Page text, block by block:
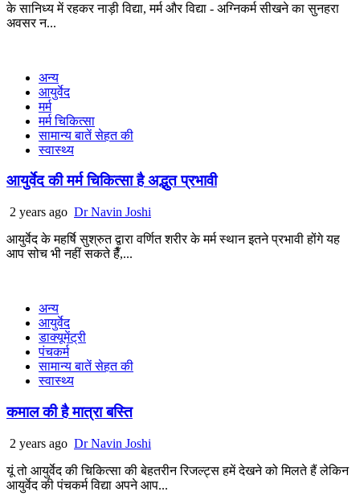
के सानिध्य में रहकर नाड़ी विद्या, मर्म और विद्या - अग्निकर्म सीखने का सुनहरा
अवसर न...
अन्य
आयुर्वेद
मर्म
मर्म चिकित्सा
सामान्य बातें सेहत की
स्वास्थ्य
आयुर्वेद की मर्म चिकित्सा है अद्भुत प्रभावी
2 years ago Dr Navin Joshi
आयुर्वेद के महर्षि सुश्रुत द्वारा वर्णित शरीर के मर्म स्थान इतने प्रभावी होंगे यह
आप सोच भी नहीं सकते हैँ,...
अन्य
आयुर्वेद
डाक्यूमेंट्री
पंचकर्म
सामान्य बातें सेहत की
स्वास्थ्य
कमाल की है मात्रा बस्ति
2 years ago Dr Navin Joshi
यूं तो आयुर्वेद की चिकित्सा की बेहतरीन रिजल्ट्स हमें देखने को मिलते हैं लेकिन
आयुर्वेद की पंचकर्म विद्या अपने आप...